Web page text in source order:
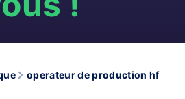
operateur de production hf